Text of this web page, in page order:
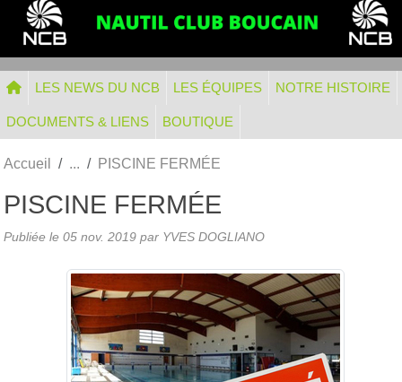
LES NEWS DU NCB LES ÉQUIPES NOTRE HISTOIRE
DOCUMENTS & LIENS BOUTIQUE
Accueil PISCINE FERMÉE
PISCINE FERMÉE
Publiée le 05 nov. 2019 par YVES DOGLIANO
Panneau de gestion des cookies